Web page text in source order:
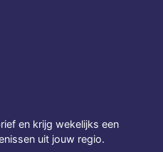
en krijg wekelijks een
uit jouw regio.